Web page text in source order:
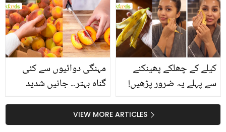
سے متعلق غلط فہمیوں کی
حقیقت کیا ہے اور افواہ
کیا؟
بتائے راز
مہنگی دوائیوں سے کئی
گناہ بہتر۔۔ جانیں شدید
کیوں کھانا چاہیے؟
کیلے کے چھلکے پھینکنے
سے پہلے یہ ضرور پڑھیں!
سستا اور قدرتی حلVIEW MORE ARTICLES